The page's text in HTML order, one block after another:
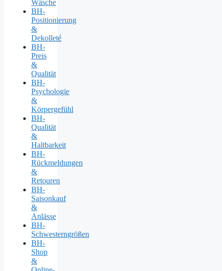
Wäsche
BH-
Positionierung
&
Dekolleté
BH-
Preis
&
Qualität
BH-
Psychologie
&
Körpergefühl
BH-
Qualität
&
Haltbarkeit
BH-
Rückmeldungen
&
Retouren
BH-
Saisonkauf
&
Anlässe
BH-
Schwesterngrößen
BH-
Shop
&